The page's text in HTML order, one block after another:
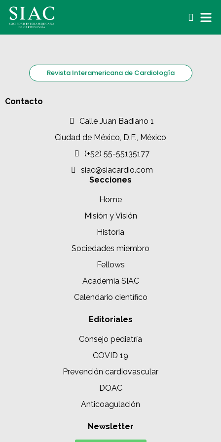
Revista Interamericana de Cardiología
Contacto
Calle Juan Badiano 1
Ciudad de México, D.F., México
(+52) 55-55135177
siac@siacardio.com
Secciones
Home
Misión y Visión
Historia
Sociedades miembro
Fellows
Academia SIAC
Calendario científico
Editoriales
Consejo pediatría
COVID 19
Prevención cardiovascular
DOAC
Anticoagulación
Newsletter